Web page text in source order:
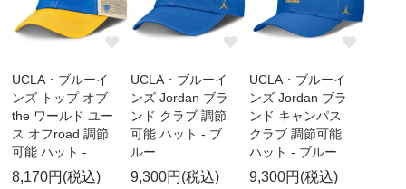
UCLA・ブルーイ
ンズ トップ オブ
the ワールド ユー
ス オフroad 調節
可能 ハット -
8,170円(税込)
UCLA・ブルーイ
ンズ Jordan ブラ
ンド クラブ 調節
可能 ハット - ブ
ルー
9,300円(税込)
UCLA・ブルーイ
ンズ Jordan ブラ
ンド キャンパス
クラブ 調節可能
ハット - ブルー
9,300円(税込)